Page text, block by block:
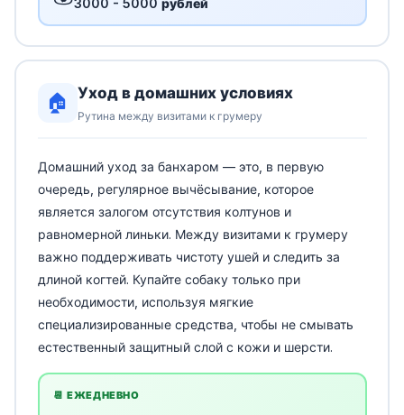
3000 - 5000 рублей
🏠 Уход в домашних условиях
Рутина между визитами к грумеру
Домашний уход за банхаром — это, в первую
очередь, регулярное вычёсывание, которое
является залогом отсутствия колтунов и
равномерной линьки. Между визитами к грумеру
важно поддерживать чистоту ушей и следить за
длиной когтей. Купайте собаку только при
необходимости, используя мягкие
специализированные средства, чтобы не смывать
естественный защитный слой с кожи и шерсти.
📆 ЕЖЕДНЕВНО